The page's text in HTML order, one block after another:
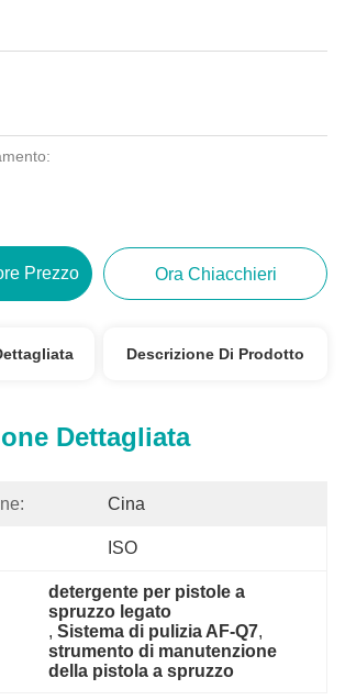
Prezzo Ora Chiacchieri
Descrizione Di Prodotto
Dettagliata
Cina
ISO
detergente per pistole a
spruzzo legato
, Sistema di pulizia AF-Q7,
strumento di manutenzione
della pistola a spruzzo